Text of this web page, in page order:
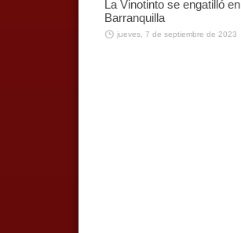
La Vinotinto se engatilló en
Barranquilla
jueves, 7 de septiembre de 2023